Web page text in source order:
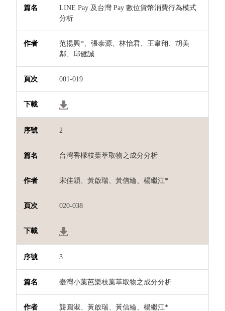
LINE Pay 及台灣 Pay 數位貨幣消費行為模式
分析
范揚興*、張泰源、林怡君、王韋翔、胡美
鄰、邱健誠
001-019
2
台灣香檬枝葉萃取物之成分分析
宋佳穎、黃啟瑞、黃信綸、楊繼江*
020-038
3
臺灣小葉芭樂枝葉萃取物之成分分析
龔圓淑、黃啟瑞、黃信綸、楊繼江*